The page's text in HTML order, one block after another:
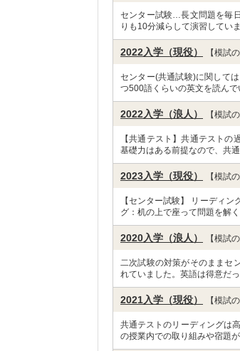
センター試験…長文問題を毎
りも10分減らして演習してい
2022入学（現役） 【模試
センター(共通試験)に関して
つ500語くらいの英文を読ん
2022入学（浪人） 【模試
【共通テスト】共通テスト
基礎力はある前提なので、共
2023入学（現役） 【模試
【センター試験】 リーディ
グ：机の上で座って問題を解
2020入学（浪人） 【模試
二次試験の対策がそのままセ
れていました。英語は得意だ
2021入学（現役） 【模試
共通テストのリーディングは
の授業内での取り組みや宿題